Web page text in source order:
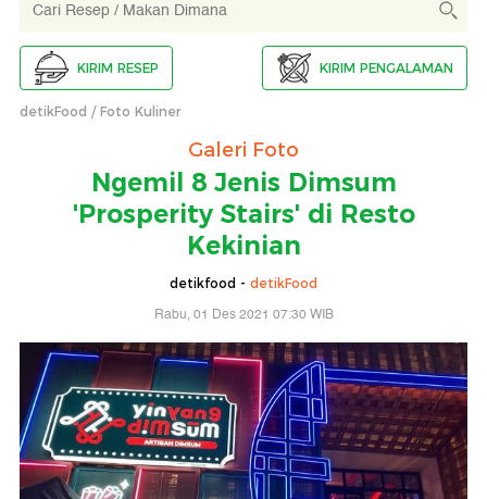
KIRIM RESEP KIRIM PENGALAMAN
detikFood Foto Kuliner
Galeri Foto
Ngemil 8 Jenis Dimsum
'Prosperity Stairs' di Resto
Kekinian
detikfood - detikFood
Rabu, 01 Des 2021 07:30 WIB